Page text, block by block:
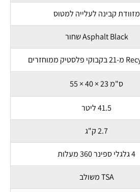
מזוודת קבינה לעלייה למטוס
Asphalt Black שחור
55 × 40 × 23 ס"מ
41.5 ליטר
2.7 ק"ג
4 גלגלי ספינר 360 מעלות
TSA משולב